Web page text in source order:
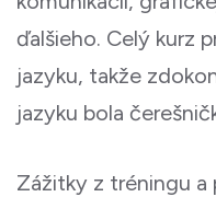
ďalšieho. Celý kurz
jazyku, takže
jazyku bola
Zážitky z tréningu